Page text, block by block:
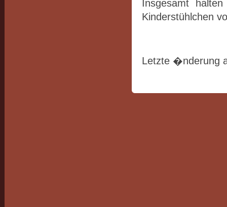
Insgesamt
Kinderstühlchen
Letzte �nderung